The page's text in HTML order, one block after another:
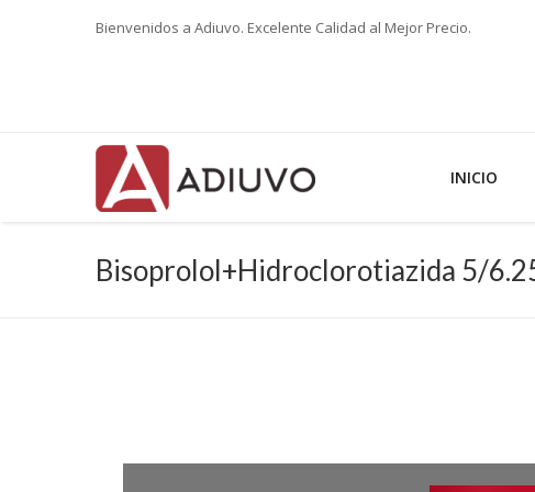
Bienvenidos a Adiuvo. Excelente Calidad al Mejor Precio.
INICIO
Bisoprolol+Hidroclorotiazida 5/